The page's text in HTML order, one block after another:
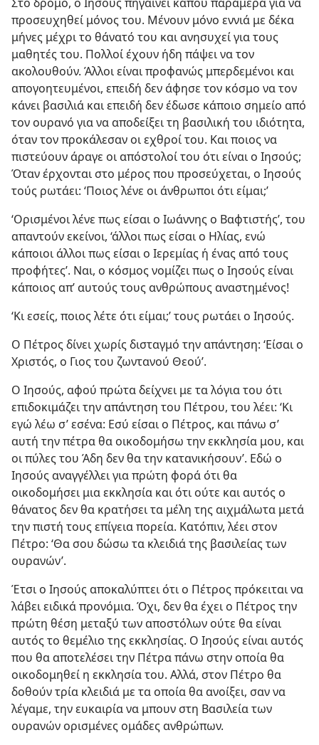
προσευχηθεί μόνος του. Μένουν μόνο εννιά με δέκα
μήνες μέχρι το θάνατό του και ανησυχεί για τους
μαθητές του. Πολλοί έχουν ήδη πάψει να τον
ακολουθούν. Άλλοι είναι προφανώς μπερδεμένοι και
απογοητευμένοι, επειδή δεν άφησε τον κόσμο να τον
κάνει βασιλιά και επειδή δεν έδωσε κάποιο σημείο από
τον ουρανό για να αποδείξει τη βασιλική του ιδιότητα,
όταν τον προκάλεσαν οι εχθροί του. Και ποιος να
πιστεύουν άραγε οι απόστολοί του ότι είναι ο Ιησούς;
Όταν έρχονται στο μέρος που προσεύχεται, ο Ιησούς
τούς ρωτάει: ‘Ποιος λένε οι άνθρωποι ότι είμαι;’
‘Ορισμένοι λένε πως είσαι ο Ιωάννης ο Βαφτιστής’, του
απαντούν εκείνοι, ‘άλλοι πως είσαι ο Ηλίας, ενώ
κάποιοι άλλοι πως είσαι ο Ιερεμίας ή ένας από τους
προφήτες’. Ναι, ο κόσμος νομίζει πως ο Ιησούς είναι
κάποιος απ’ αυτούς τους ανθρώπους αναστημένος!
‘Κι εσείς, ποιος λέτε ότι είμαι;’ τους ρωτάει ο Ιησούς.
Ο Πέτρος δίνει χωρίς δισταγμό την απάντηση: ‘Είσαι ο
Χριστός, ο Γιος του ζωντανού Θεού’.
Ο Ιησούς, αφού πρώτα δείχνει με τα λόγια του ότι
επιδοκιμάζει την απάντηση του Πέτρου, του λέει: ‘Κι
εγώ λέω σ’ εσένα: Εσύ είσαι ο Πέτρος, και πάνω σ’
αυτή την πέτρα θα οικοδομήσω την εκκλησία μου, και
οι πύλες του Άδη δεν θα την κατανικήσουν’. Εδώ ο
Ιησούς αναγγέλλει για πρώτη φορά ότι θα
οικοδομήσει μια εκκλησία και ότι ούτε και αυτός ο
θάνατος δεν θα κρατήσει τα μέλη της αιχμάλωτα μετά
την πιστή τους επίγεια πορεία. Κατόπιν, λέει στον
Πέτρο: ‘Θα σου δώσω τα κλειδιά της βασιλείας των
ουρανών’.
Έτσι ο Ιησούς αποκαλύπτει ότι ο Πέτρος πρόκειται να
λάβει ειδικά προνόμια. Όχι, δεν θα έχει ο Πέτρος την
πρώτη θέση μεταξύ των αποστόλων ούτε θα είναι
αυτός το θεμέλιο της εκκλησίας. Ο Ιησούς είναι αυτός
που θα αποτελέσει την Πέτρα πάνω στην οποία θα
οικοδομηθεί η εκκλησία του. Αλλά, στον Πέτρο θα
δοθούν τρία κλειδιά με τα οποία θα ανοίξει, σαν να
λέγαμε, την ευκαιρία να μπουν στη Βασιλεία των
ουρανών ορισμένες ομάδες ανθρώπων.